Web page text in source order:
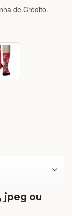
de Crédito.
jpeg ou